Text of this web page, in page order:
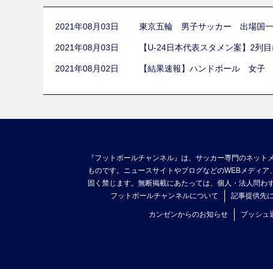
2021年08月03日 東京五輪 男子サッカー 出場国一
2021年08月03日 【U-24日本代表スタメン案】2列
2021年08月02日 【結果速報】ハンドボール 女子
『フットボールチャンネル』は、サッカー専門のネッ
ものです。ニュースサイトやブログなどのWEBメディ
固く禁じます。無断掲載にあたっては、個人・法人問わ
フットボールチャンネルについて
記事提供先
カンゼンからのお知らせ プッシュ